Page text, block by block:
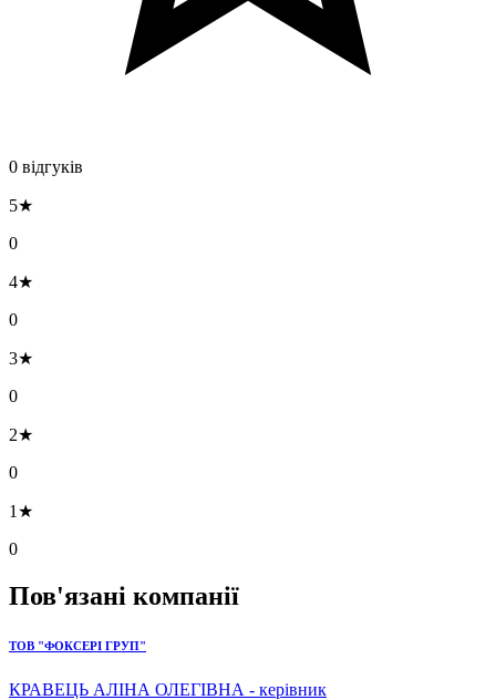
0 відгуків
5★
0
4★
0
3★
0
2★
0
1★
0
Пов'язані компанії
ТОВ "ФОКСЕРІ ГРУП"
КРАВЕЦЬ АЛІНА ОЛЕГІВНА - керівник